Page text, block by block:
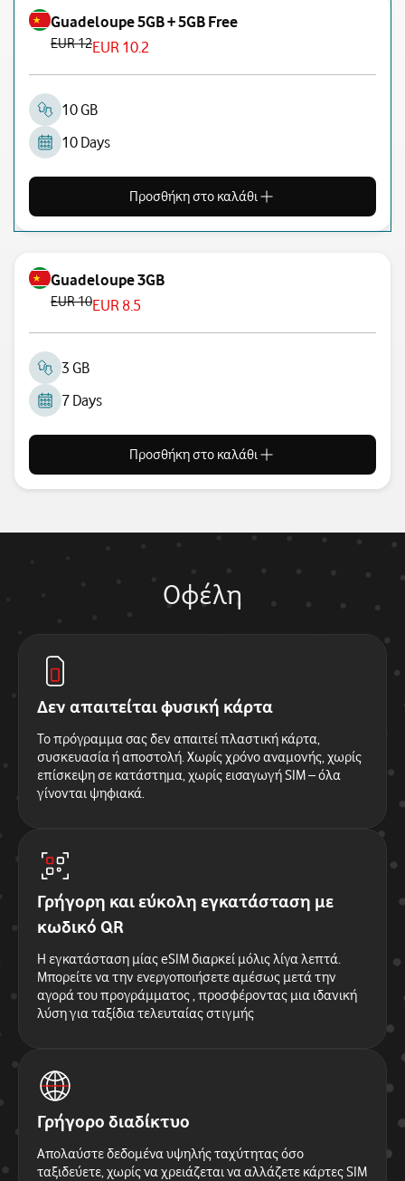
Guadeloupe 5GB + 5GB Free
EUR 12EUR 10.2
10 GB
10 Days
Προσθήκη στο καλάθι
Guadeloupe 3GB
EUR 10EUR 8.5
3 GB
7 Days
Προσθήκη στο καλάθι
Οφέλη
Δεν απαιτείται φυσική κάρτα
Το πρόγραμμα σας δεν απαιτεί πλαστική κάρτα,
συσκευασία ή αποστολή. Χωρίς χρόνο αναμονής, χωρίς
επίσκεψη σε κατάστημα, χωρίς εισαγωγή SIM – όλα
γίνονται ψηφιακά.
Γρήγορη και εύκολη εγκατάσταση με
κωδικό QR
Η εγκατάσταση μίας eSIM διαρκεί μόλις λίγα λεπτά.
Μπορείτε να την ενεργοποιήσετε αμέσως μετά την
αγορά του προγράμματος , προσφέροντας μια ιδανική
λύση για ταξίδια τελευταίας στιγμής
Γρήγορο διαδίκτυο
Απολαύστε δεδομένα υψηλής ταχύτητας όσο
ταξιδεύετε, χωρίς να χρειάζεται να αλλάζετε κάρτες SIM